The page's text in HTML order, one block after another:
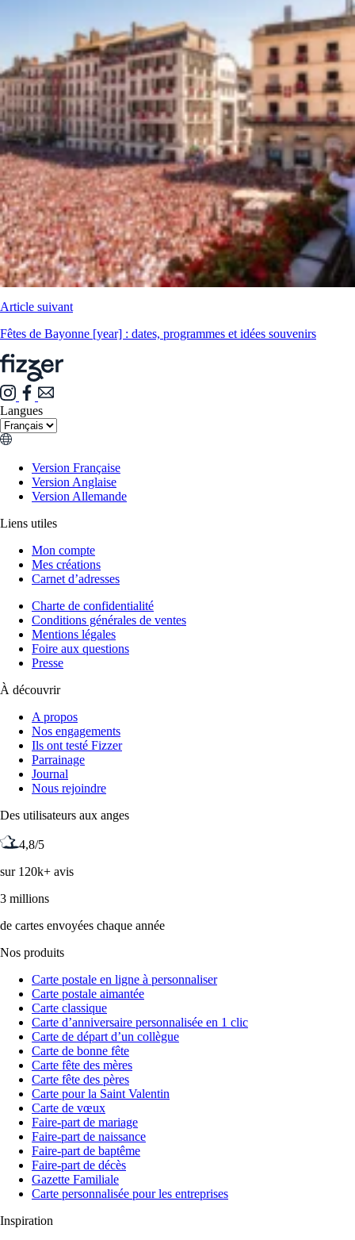
Article suivant
Fêtes de Bayonne [year] : dates, programmes et idées souvenirs
Langues
Version Française
Version Anglaise
Version Allemande
Liens utiles
Mon compte
Mes créations
Carnet d’adresses
Charte de confidentialité
Conditions générales de ventes
Mentions légales
Foire aux questions
Presse
À découvrir
A propos
Nos engagements
Ils ont testé Fizzer
Parrainage
Journal
Nous rejoindre
Des utilisateurs aux anges
4,8/5
sur 120k+ avis
3 millions
de cartes envoyées chaque année
Nos produits
Carte postale en ligne à personnaliser
Carte postale aimantée
Carte classique
Carte d’anniversaire personnalisée en 1 clic
Carte de départ d’un collègue
Carte de bonne fête
Carte fête des mères
Carte fête des pères
Carte pour la Saint Valentin
Carte de vœux
Faire-part de mariage
Faire-part de naissance
Faire-part de baptême
Faire-part de décès
Gazette Familiale
Carte personnalisée pour les entreprises
Inspiration